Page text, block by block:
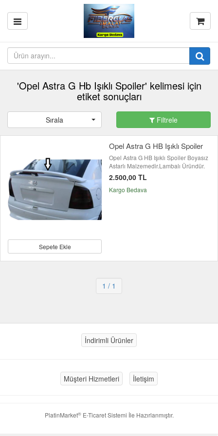
'Opel Astra G Hb Işıklı Spoiler' kelimesi için
etiket sonuçları
Sırala Filtrele
Sepete Ekle
Opel Astra G HB Işıklı Spoiler
Opel Astra G HB Işıklı Spoiler Boyasız
Astarlı Malzemedir.Lambalı Üründür.
2.500,00 TL
Kargo Bedava
1 / 1
İndirimli Ürünler
Müşteri Hizmetleri İletişim
PlatinMarket®E-Ticaret Sistemi İle Hazırlanmıştır.